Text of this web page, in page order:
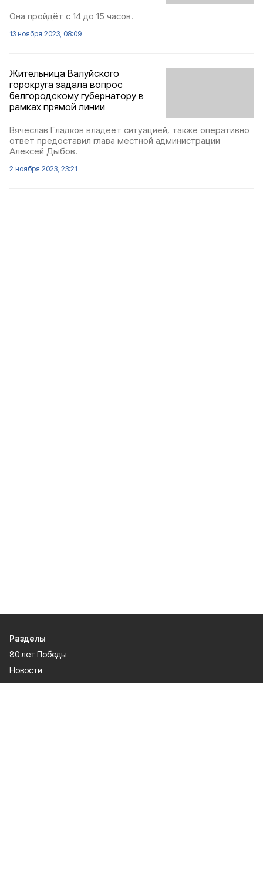
Она пройдёт с 14 до 15 часов.
13 ноября 2023, 08:09
Жительница Валуйского
горокруга задала вопрос
белгородскому губернатору в
рамках прямой линии
Вячеслав Гладков владеет ситуацией, также оперативно
ответ предоставил глава местной администрации
Алексей Дыбов.
2 ноября 2023, 23:21
Разделы
80 лет Победы
Новости
Статьи